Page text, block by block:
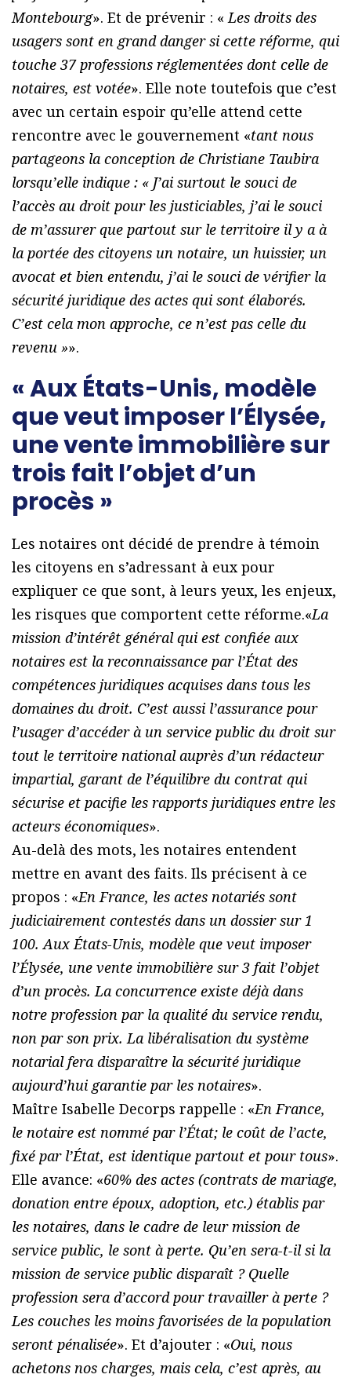
Montebourg». Et de prévenir : « Les droits des
usagers sont en grand danger si cette réforme, qui
touche 37 professions réglementées dont celle de
notaires, est votée». Elle note toutefois que c’est
avec un certain espoir qu’elle attend cette
rencontre avec le gouvernement «tant nous
partageons la conception de Christiane Taubira
lorsqu’elle indique : « J’ai surtout le souci de
l’accès au droit pour les justiciables, j’ai le souci
de m’assurer que partout sur le territoire il y a à
la portée des citoyens un notaire, un huissier, un
avocat et bien entendu, j’ai le souci de vérifier la
sécurité juridique des actes qui sont élaborés.
C’est cela mon approche, ce n’est pas celle du
revenu »».
« Aux États-Unis, modèle
que veut imposer l’Élysée,
une vente immobilière sur
trois fait l’objet d’un
procès »
Les notaires ont décidé de prendre à témoin
les citoyens en s’adressant à eux pour
expliquer ce que sont, à leurs yeux, les enjeux,
les risques que comportent cette réforme.«La
mission d’intérêt général qui est confiée aux
notaires est la reconnaissance par l’État des
compétences juridiques acquises dans tous les
domaines du droit. C’est aussi l’assurance pour
l’usager d’accéder à un service public du droit sur
tout le territoire national auprès d’un rédacteur
impartial, garant de l’équilibre du contrat qui
sécurise et pacifie les rapports juridiques entre les
acteurs économiques».
Au-delà des mots, les notaires entendent
mettre en avant des faits. Ils précisent à ce
propos : «En France, les actes notariés sont
judiciairement contestés dans un dossier sur 1
100. Aux États-Unis, modèle que veut imposer
l’Élysée, une vente immobilière sur 3 fait l’objet
d’un procès. La concurrence existe déjà dans
notre profession par la qualité du service rendu,
non par son prix. La libéralisation du système
notarial fera disparaître la sécurité juridique
aujourd’hui garantie par les notaires».
Maître Isabelle Decorps rappelle : «En France,
le notaire est nommé par l’État; le coût de l’acte,
fixé par l’État, est identique partout et pour tous».
Elle avance: «60% des actes (contrats de mariage,
donation entre époux, adoption, etc.) établis par
les notaires, dans le cadre de leur mission de
service public, le sont à perte. Qu’en sera-t-il si la
mission de service public disparaît ? Quelle
profession sera d’accord pour travailler à perte ?
Les couches les moins favorisées de la population
seront pénalisée». Et d’ajouter : «Oui, nous
achetons nos charges, mais cela, c’est après, au